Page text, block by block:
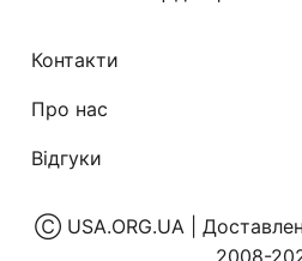
Контакти
Про нас
Відгуки
Ⓒ USA.ORG.UA |